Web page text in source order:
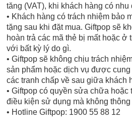
tăng (VAT), khi khách hàng có nhu
• Khách hàng có trách nhiệm bảo
tặng sau khi đặt mua. Giftpop sẽ
hoàn trả các mã thẻ bị mất hoặc ở
với bất kỳ lý do gì.
• Giftpop sẽ không chịu trách
sản phẩm hoặc dịch vụ được
các tranh chấp về sau giữa khách
• Giftpop có quyền sửa chữa hoặc
điều kiện sử dụng mà không
• Hotline Giftpop: 1900 55 88 12